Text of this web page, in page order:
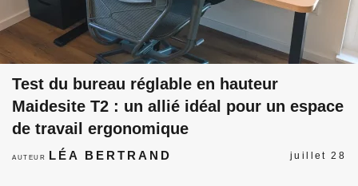
Test du bureau réglable en hauteur
Maidesite T2 : un allié idéal pour un espace
de travail ergonomique
AUTEUR LÉA BERTRAND juillet 28